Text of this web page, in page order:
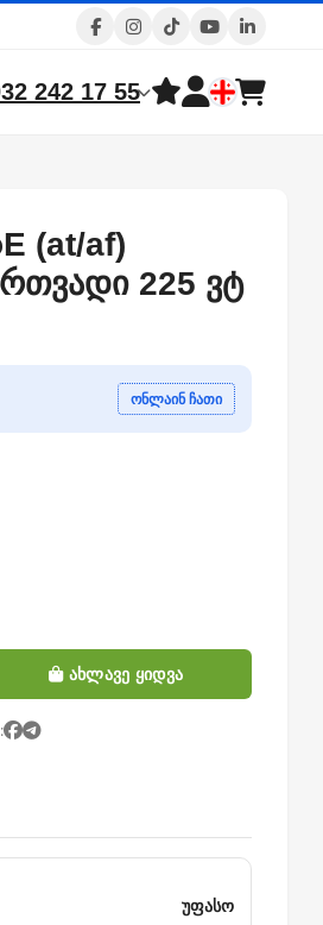
242 17 55
(at/af)
225 ვტ
ონლაინ ჩათი
ახლავე ყიდვა
უფასო